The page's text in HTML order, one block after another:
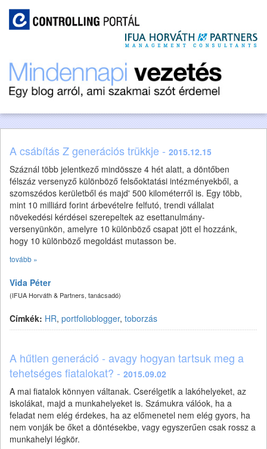
A csábítás Z generációs trükkje - 2015.12.15
Száznál több jelentkező mindössze 4 hét alatt, a döntőben
félszáz versenyző különböző felsőoktatási intézményekből, a
szomszédos kerületből és majd' 500 kilométerről is. Egy több,
mint 10 milliárd forint árbevételre felfutó, trendi vállalat
növekedési kérdései szerepeltek az esettanulmány-
versenyünkön, amelyre 10 különböző csapat jött el hozzánk,
hogy 10 különböző megoldást mutasson be.
tovább »
Vida Péter
(IFUA Horváth & Partners, tanácsadó)
Címkék: HR, portfolioblogger, toborzás
A hűtlen generáció - avagy hogyan tartsuk meg a
tehetséges fiatalokat? - 2015.09.02
A mai fiatalok könnyen váltanak. Cserélgetik a lakóhelyeket, az
iskolákat, majd a munkahelyeket is. Számukra válóok, ha a
feladat nem elég érdekes, ha az előmenetel nem elég gyors, ha
nem vonják be őket a döntésekbe, vagy egyszerűen csak rossz a
munkahelyi légkör.